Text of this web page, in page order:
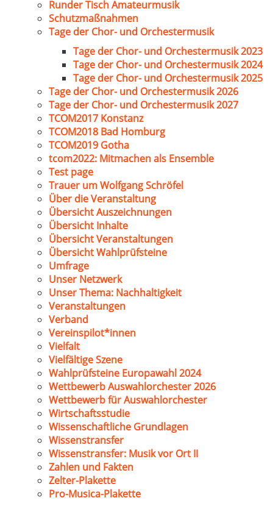
Runder Tisch Amateurmusik
Schutzmaßnahmen
Tage der Chor- und Orchestermusik
Tage der Chor- und Orchestermusik 2023
Tage der Chor- und Orchestermusik 2024
Tage der Chor- und Orchestermusik 2025
Tage der Chor- und Orchestermusik 2026
Tage der Chor- und Orchestermusik 2027
TCOM2017 Konstanz
TCOM2018 Bad Homburg
TCOM2019 Gotha
tcom2022: Mitmachen als Ensemble
Test page
Trauer um Wolfgang Schröfel
Über die Veranstaltung
Übersicht Auszeichnungen
Übersicht Inhalte
Übersicht Veranstaltungen
Übersicht Wahlprüfsteine
Umfrage
Unser Netzwerk
Unser Thema: Nachhaltigkeit
Veranstaltungen
Verband
Vereinspilot*innen
Vielfalt
Vielfältige Szene
Wahlprüfsteine Europawahl 2024
Wettbewerb Auswahlorchester 2026
Wettbewerb für Auswahlorchester
Wirtschaftsstudie
Wissenschaftliche Grundlagen
Wissenstransfer
Wissenstransfer: Musik vor Ort II
Zahlen und Fakten
Zelter-Plakette
Pro-Musica-Plakette